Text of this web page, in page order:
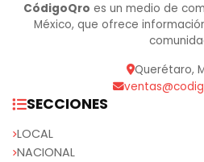
CódigoQro es un medio de
México, que ofrece
Querétaro,
SECCIONES
LOCAL
NACIONAL